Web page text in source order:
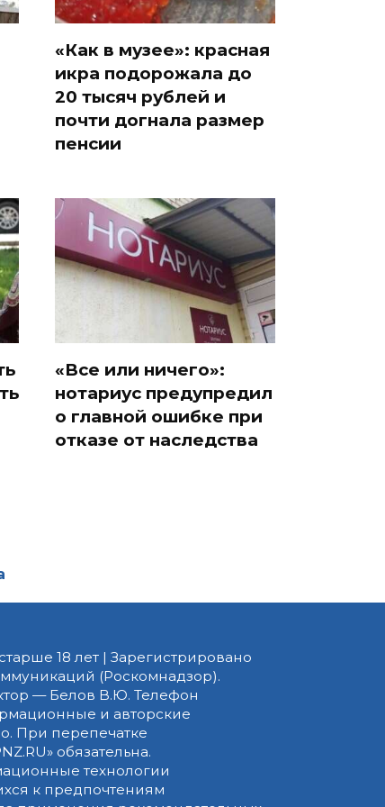
«Как в музее»: красная
икра подорожала до
20 тысяч рублей и
почти догнала размер
пенсии
о главной ошибке при
отказе от наследства